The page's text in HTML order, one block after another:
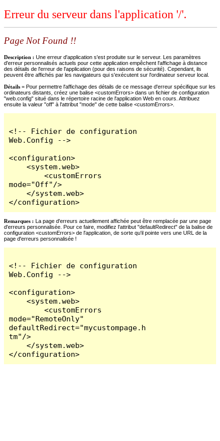
Erreur du serveur dans l'application '/'.
Page Not Found !!
Description : Une erreur d'application s'est produite sur le serveur. Les paramètres
d'erreur personnalisés actuels pour cette application empêchent l'affichage à distance
des détails de l'erreur de l'application (pour des raisons de sécurité). Cependant, ils
peuvent être affichés par les navigateurs qui s'exécutent sur l'ordinateur serveur local.
Détails = Pour permettre l'affichage des détails de ce message d'erreur spécifique sur les
ordinateurs distants, créez une balise <customErrors> dans un fichier de configuration
"web.config" situé dans le répertoire racine de l'application Web en cours. Attribuez
ensuite la valeur "off" à l'attribut "mode" de cette balise <customErrors>.
<!-- Fichier de configuration
Web.Config -->
<configuration>
    <system.web>
        <customErrors
mode="Off"/>
    </system.web>
</configuration>
Remarques : La page d'erreurs actuellement affichée peut être remplacée par une page
d'erreurs personnalisée. Pour ce faire, modifiez l'attribut "defaultRedirect" de la balise de
configuration <customErrors> de l'application, de sorte qu'il pointe vers une URL de la
page d'erreurs personnalisée !
<!-- Fichier de configuration
Web.Config -->
<configuration>
    <system.web>
        <customErrors
mode="RemoteOnly"
defaultRedirect="mycustompage.h
tm"/>
    </system.web>
</configuration>